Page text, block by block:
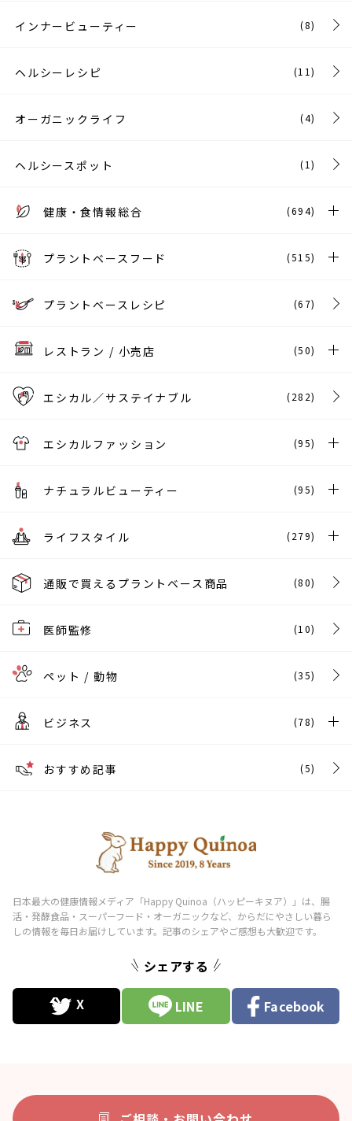
インナービューティー (8)
ヘルシーレシピ (11)
オーガニックライフ (4)
ヘルシースポット (1)
健康・食情報総合 (694)
プラントベースフード (515)
プラントベースレシピ (67)
レストラン / 小売店 (50)
エシカル／サステイナブル (282)
エシカルファッション (95)
ナチュラルビューティー (95)
ライフスタイル (279)
通販で買えるプラントベース商品 (80)
医師監修 (10)
ペット / 動物 (35)
ビジネス (78)
おすすめ記事 (5)
シェアする
LINE Facebook